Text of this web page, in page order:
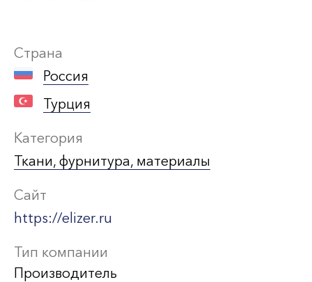
Страна
Россия
Турция
Категория
Ткани, фурнитура, материалы
Сайт
https://elizer.ru
Тип компании
Производитель